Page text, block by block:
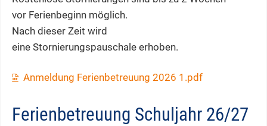
vor Ferienbeginn möglich.
Nach dieser Zeit wird
eine Stornierungspauschale erhoben.
Anmeldung Ferienbetreuung 2026 1.pdf
Ferienbetreuung Schuljahr 26/27